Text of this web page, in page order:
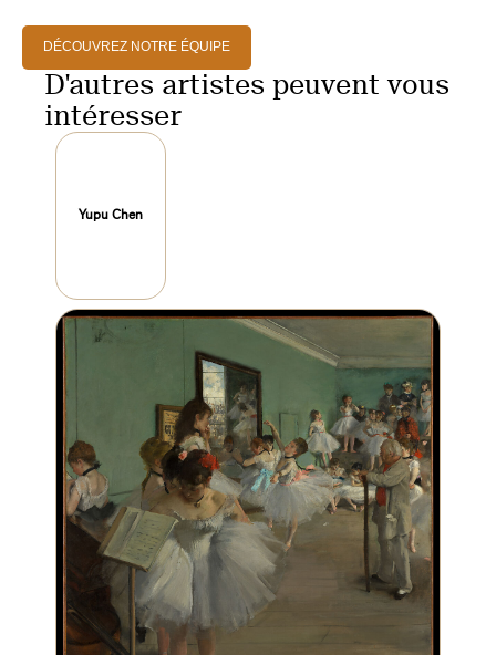
DÉCOUVREZ NOTRE ÉQUIPE
D'autres artistes peuvent vous
intéresser
Yupu Chen